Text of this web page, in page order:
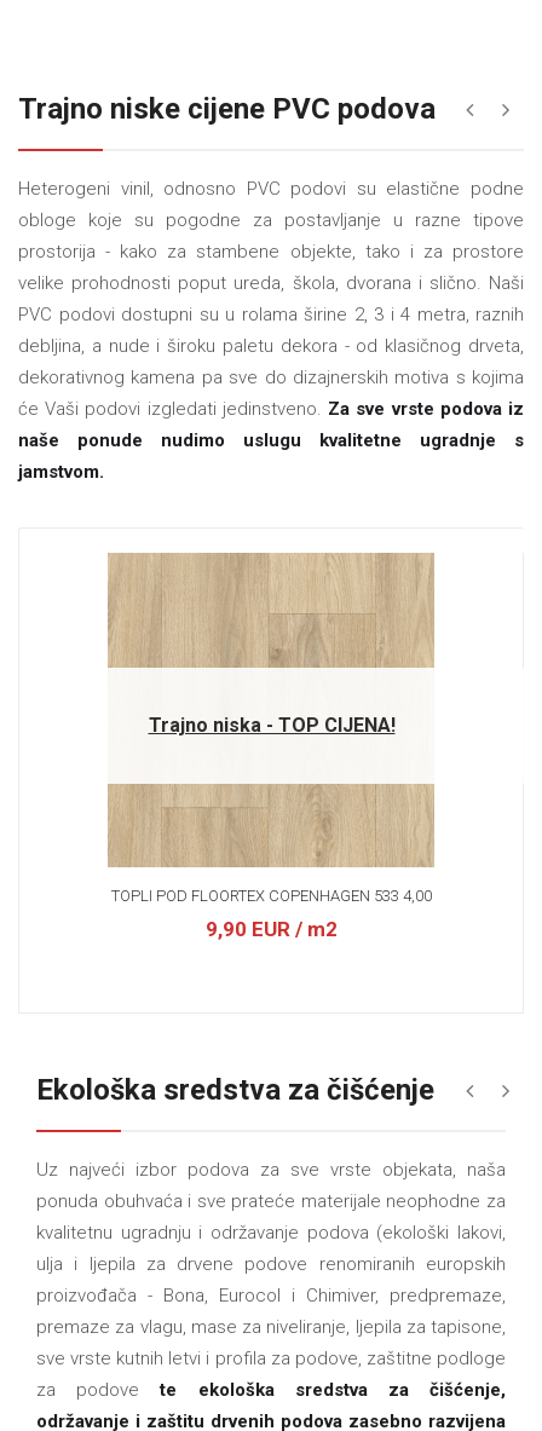
Trajno niske cijene PVC podova
Heterogeni vinil, odnosno PVC podovi su elastične podne
obloge koje su pogodne za postavljanje u razne tipove
prostorija - kako za stambene objekte, tako i za prostore
velike prohodnosti poput ureda, škola, dvorana i slično. Naši
PVC podovi dostupni su u rolama širine 2, 3 i 4 metra, raznih
debljina, a nude i široku paletu dekora - od klasičnog drveta,
dekorativnog kamena pa sve do dizajnerskih motiva s kojima
će Vaši podovi izgledati jedinstveno. Za sve vrste podova iz
naše ponude nudimo uslugu kvalitetne ugradnje s
jamstvom.
TOPLI POD FLOORTEX COPENHAGEN 533 4,00
9,90 EUR / m2
Trajno niska - TOP CIJENA!
Ekološka sredstva za čišćenje
Uz najveći izbor podova za sve vrste objekata, naša
ponuda obuhvaća i sve prateće materijale neophodne za
kvalitetnu ugradnju i održavanje podova (ekološki lakovi,
ulja i ljepila za drvene podove renomiranih europskih
proizvođača - Bona, Eurocol i Chimiver, predpremaze,
premaze za vlagu, mase za niveliranje, ljepila za tapisone,
sve vrste kutnih letvi i profila za podove, zaštitne podloge
za podovete ekološka sredstva za čišćenje,
održavanje i zaštitu drvenih podova zasebno razvijena